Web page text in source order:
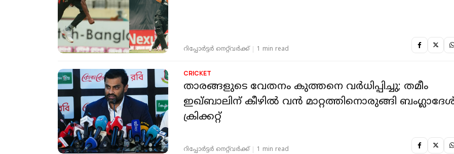
റിപ്പോർട്ടർ നെറ്റ്‌വര്‍ക്ക്‌ 1 min read
CRICKET
താരങ്ങളുടെ വേതനം കുത്തനെ വർധിപ്പിച്ചു; തമീം
ഇഖ്‌ബാലിന് കീഴിൽ വൻ മാറ്റത്തിനൊരുങ്ങി
ക്രിക്കറ്റ്
റിപ്പോർട്ടർ നെറ്റ്‌വര്‍ക്ക്‌ 1 min read